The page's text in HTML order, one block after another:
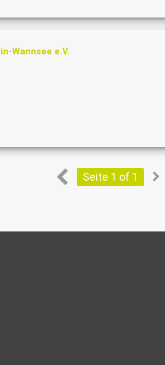
Wannsee e.V.
Seite 1 of 1